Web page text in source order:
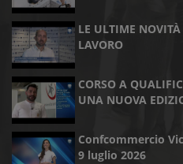
LE ULTIME
LAVORO
CORSO A
UNA NUOVA
Confcommercio
9 luglio 2026